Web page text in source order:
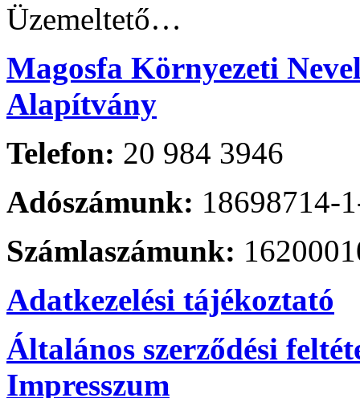
Üzemeltető…
Magosfa Környezeti
Alapítvány
Telefon: 20 984 3946
Adószámunk: 18698714-
Számlaszámunk:
Adatkezelési tájékoztató
Általános szerződési
Impresszum